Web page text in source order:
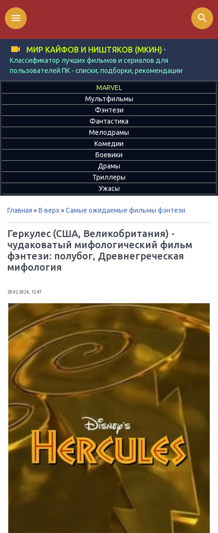
МИР КАЙФОВ И НИШТЯКОВ (МКИН) -
Классификатор лучших фильмов и сериалов для
пользователей ПК - списки, подборки, рекомендации
menu search
MARVEL
Мультфильмы
Фэнтези
Фантастика
Мелодрамы
Комедии
Боевики
Драмы
Триллеры
Ужасы
Главная »В верх»Самые ожидаемые фильмы фэнтези
Геркулес (США, Великобритания) -
чудаковатый мифологический фильм
фэнтези: полубог, Древнегреческая
мифология
28.02.2026, 12:47